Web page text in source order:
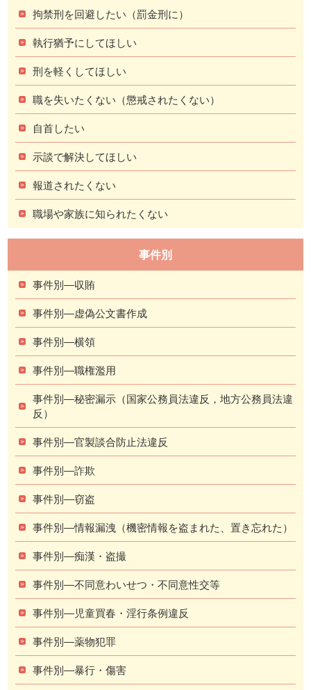
拘禁刑を回避したい（罰金刑に）
執行猶予にしてほしい
刑を軽くしてほしい
職を失いたくない（懲戒されたくない）
自首したい
示談で解決してほしい
報道されたくない
職場や家族に知られたくない
事件別
事件別―収賄
事件別―虚偽公文書作成
事件別―横領
事件別―職権濫用
事件別―秘密漏示（国家公務員法違反，地方公務員法違
反）
事件別―官製談合防止法違反
事件別―詐欺
事件別―窃盗
事件別―情報漏洩（機密情報を盗まれた、置き忘れた）
事件別―痴漢・盗撮
事件別―不同意わいせつ・不同意性交等
事件別―児童買春・淫行条例違反
事件別―薬物犯罪
事件別―暴行・傷害